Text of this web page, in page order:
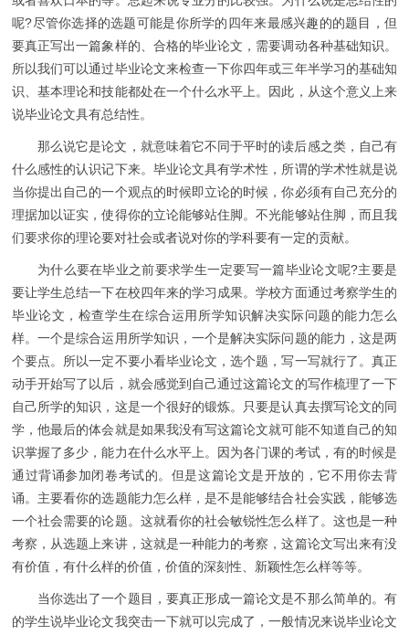
呢?尽管你选择的选题可能是你所学的四年来最感兴趣的的题目，但
要真正写出一篇象样的、合格的毕业论文，需要调动各种基础知识。
所以我们可以通过毕业论文来检查一下你四年或三年半学习的基础知
识、基本理论和技能都处在一个什么水平上。因此，从这个意义上来
说毕业论文具有总结性。
那么说它是论文，就意味着它不同于平时的读后感之类，自己有
什么感性的认识记下来。毕业论文具有学术性，所谓的学术性就是说
当你提出自己的一个观点的时候即立论的时候，你必须有自己充分的
理据加以证实，使得你的立论能够站住脚。不光能够站住脚，而且我
们要求你的理论要对社会或者说对你的学科要有一定的贡献。
为什么要在毕业之前要求学生一定要写一篇毕业论文呢?主要是
要让学生总结一下在校四年来的学习成果。学校方面通过考察学生的
毕业论文，检查学生在综合运用所学知识解决实际问题的能力怎么
样。一个是综合运用所学知识，一个是解决实际问题的能力，这是两
个要点。所以一定不要小看毕业论文，选个题，写一写就行了。真正
动手开始写了以后，就会感觉到自己通过这篇论文的写作梳理了一下
自己所学的知识，这是一个很好的锻炼。只要是认真去撰写论文的同
学，他最后的体会就是如果我没有写这篇论文就可能不知道自己的知
识掌握了多少，能力在什么水平上。因为各门课的考试，有的时候是
通过背诵参加闭卷考试的。但是这篇论文是开放的，它不用你去背
诵。主要看你的选题能力怎么样，是不是能够结合社会实践，能够选
一个社会需要的论题。这就看你的社会敏锐性怎么样了。这也是一种
考察，从选题上来讲，这就是一种能力的考察，这篇论文写出来有没
有价值，有什么样的价值，价值的深刻性、新颖性怎么样等等。
当你选出了一个题目，要真正形成一篇论文是不那么简单的。有
的学生说毕业论文我突击一下就可以完成了，一般情况来说毕业论文